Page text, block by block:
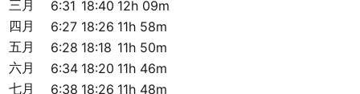
三月 6:31 18:40 12h 09m
四月
6:27 18:26 11h 58m
五月
6:28 18:18 11h 50m
六月
6:34 18:20 11h 46m
七月
6:38 18:26 11h 48m